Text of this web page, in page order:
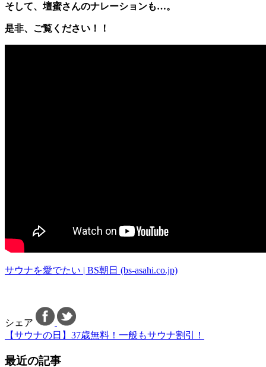
そして、壇蜜さんのナレーションも…。
是非、ご覧ください！！
サウナを愛でたい | BS朝日 (bs-asahi.co.jp)
シェア
【サウナの日】37歳無料！一般もサウナ割引！
最近の記事